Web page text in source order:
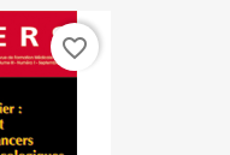
favorite_border